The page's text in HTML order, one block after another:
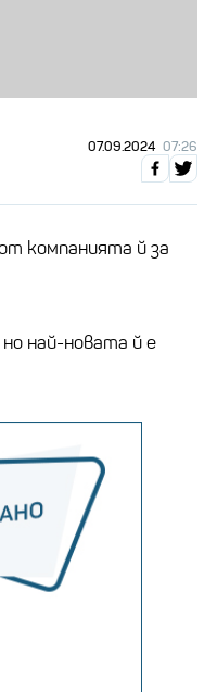
07.09.2024 07:26
компанията й за
но най-новата й е